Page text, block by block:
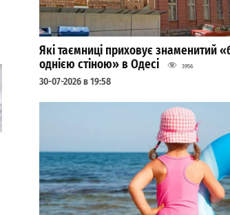
Які таємниці приховує знаменитий
однією стіною» в Одесі
3956
30-07-2026 в 19:58